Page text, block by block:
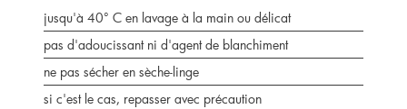
jusqu'à 40° C en lavage à la main ou délicat
pas d'adoucissant ni d'agent de blanchiment
ne pas sécher en sèche-linge
si c'est le cas, repasser avec précaution